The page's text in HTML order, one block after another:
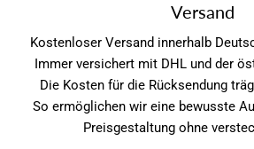
Versand
Kostenloser Versand innerhalb
Immer versichert mit DHL und der
Die Kosten für die Rücksendung
So ermöglichen wir eine bewusste
Preisgestaltung ohne